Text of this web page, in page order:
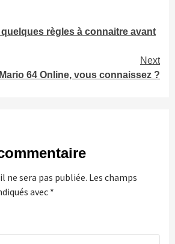
règles à connaitre avant
Next
64 Online, vous connaissez ?
ne sera pas publiée. Les champs
avec *